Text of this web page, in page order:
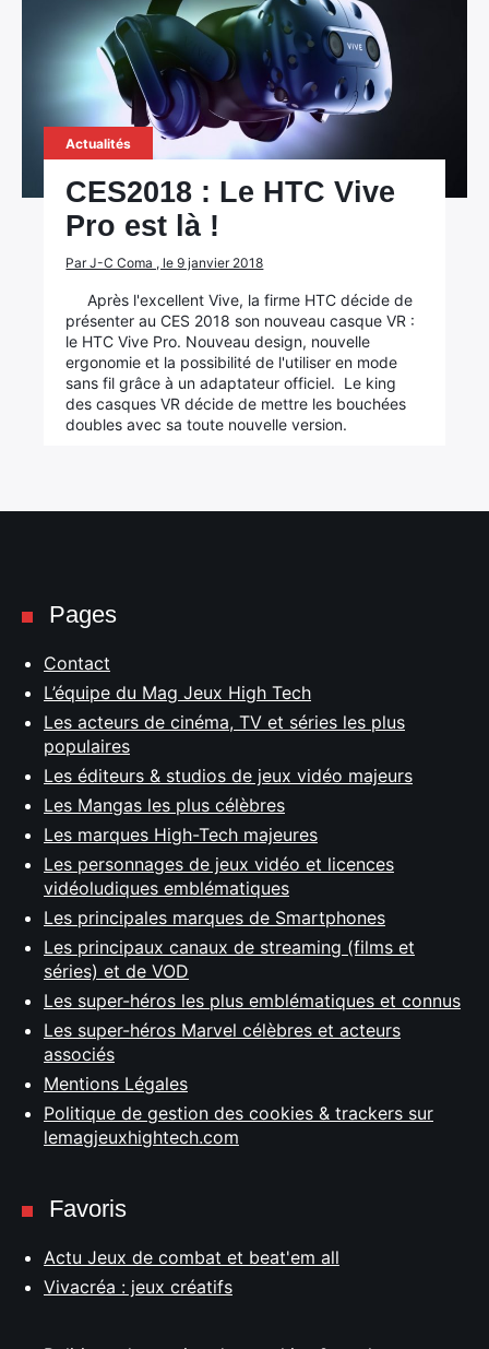
Actualités
CES2018 : Le HTC Vive
Pro est là !
Par J-C Coma , le 9 janvier 2018
Après l'excellent Vive, la firme HTC décide de
présenter au CES 2018 son nouveau casque VR :
le HTC Vive Pro. Nouveau design, nouvelle
ergonomie et la possibilité de l'utiliser en mode
sans fil grâce à un adaptateur officiel. Le king
des casques VR décide de mettre les bouchées
doubles avec sa toute nouvelle version.
Pages
Contact
L’équipe du Mag Jeux High Tech
Les acteurs de cinéma, TV et séries les plus
populaires
Les éditeurs & studios de jeux vidéo majeurs
Les Mangas les plus célèbres
Les marques High-Tech majeures
Les personnages de jeux vidéo et licences
vidéoludiques emblématiques
Les principales marques de Smartphones
Les principaux canaux de streaming (films et
séries) et de VOD
Les super-héros les plus emblématiques et connus
Les super-héros Marvel célèbres et acteurs
associés
Mentions Légales
Politique de gestion des cookies & trackers sur
lemagjeuxhightech.com
Favoris
Actu Jeux de combat et beat'em all
Vivacréa : jeux créatifs
Rechercher